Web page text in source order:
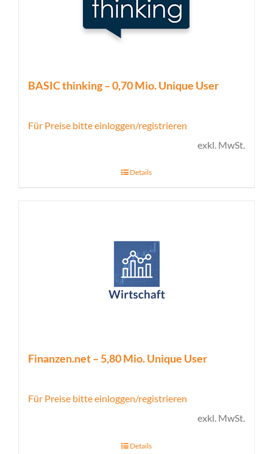
BASIC thinking – 0,70 Mio. Unique User
Für Preise bitte einloggen/registrieren
exkl. MwSt.
Details
Finanzen.net – 5,80 Mio. Unique User
Für Preise bitte einloggen/registrieren
exkl. MwSt.
Details